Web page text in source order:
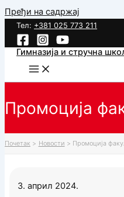
Пређи на садржај
Тел: +381 025 773 211
Гимназија и стручна
Промоција
Почетак Новости Промоција
3. април 2024.